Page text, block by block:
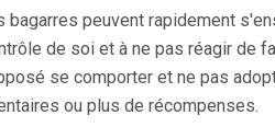
peuvent rapidement
de soi et à ne pas réagir de
se comporter et ne pas
ou plus de récompenses.